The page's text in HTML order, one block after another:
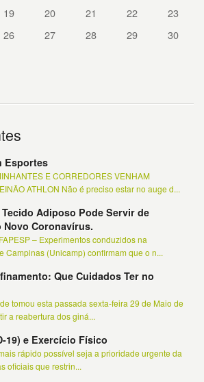
19 20 21 22
23
26 27 28 29
30
Esportes
E CORREDORES VENHAM
ATHLON Não é preciso estar no auge d...
Adiposo Pode Servir de
Novo Coronavírus.
– Experimentos conduzidos na
Campinas (Unicamp) confirmam que o n...
Que Cuidados Ter no
tomou esta passada sexta-feira 29 de Maio de
a reabertura dos giná...
19) e Exercício Físico
rápido possível seja a prioridade urgente da
oficiais que restrin...